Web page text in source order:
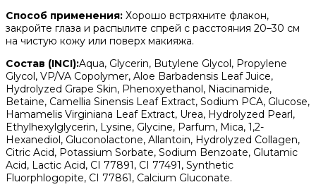
Способ применения: Хорошо встряхните флакон,
закройте глаза и распылите спрей с расстояния 20–30 см
на чистую кожу или поверх макияжа.
Состав (INCI):Aqua, Glycerin, Butylene Glycol, Propylene
Glycol, VP/VA Copolymer, Aloe Barbadensis Leaf Juice,
Hydrolyzed Grape Skin, Phenoxyethanol, Niacinamide,
Betaine, Camellia Sinensis Leaf Extract, Sodium PCA, Glucose,
Hamamelis Virginiana Leaf Extract, Urea, Hydrolyzed Pearl,
Ethylhexylglycerin, Lysine, Glycine, Parfum, Mica, 1,2-
Hexanediol, Gluconolactone, Allantoin, Hydrolyzed Collagen,
Citric Acid, Potassium Sorbate, Sodium Benzoate, Glutamic
Acid, Lactic Acid, CI 77891, CI 77491, Synthetic
Fluorphlogopite, CI 77861, Calcium Gluconate.